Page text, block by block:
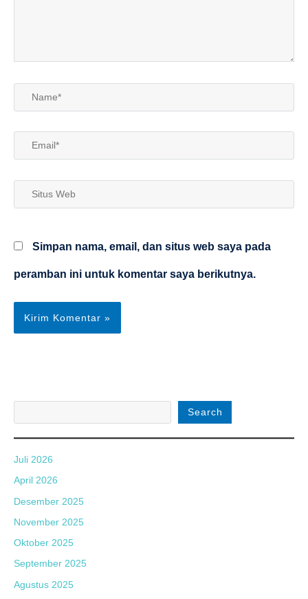
Name*
Email*
Situs
Simpan nama, email, dan situs web saya pada
peramban ini untuk komentar saya berikutnya.
Search
Juli 2026
April 2026
Desember 2025
November 2025
Oktober 2025
September 2025
Agustus 2025